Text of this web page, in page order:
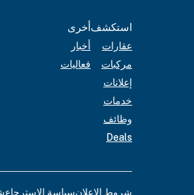
استكشف
عقارات
مركبات
إعلانات
خدمات
وظائف
Deals
أخرى
أخبار
فعاليات
شروط الإعلانسياسة الاسترجاع